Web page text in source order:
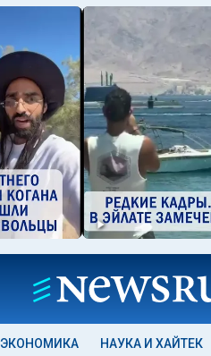
ЭКОНОМИКА НАУКА И ХАЙТЕК